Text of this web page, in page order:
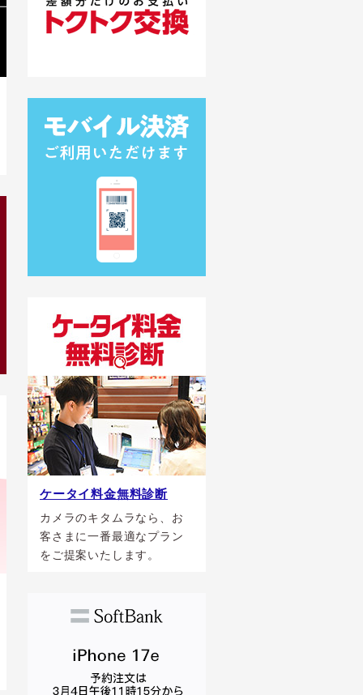
ケータイ料金無料診断
カメラのキタムラなら、お
客さまに一番最適なプラン
をご提案いたします。